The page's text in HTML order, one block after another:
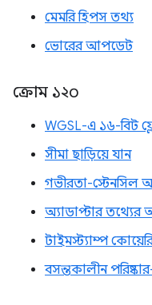
মেমরি হিপস তথ্য
ভোরের আপডেট
ক্রোম ১২০
WGSL-এ ১৬-বিট
সীমা ছাড়িয়ে যান
গভীরতা-স্টেনসিল
অ্যাডাপ্টার
টাইমস্ট্যাম্প
বসন্তকালীন